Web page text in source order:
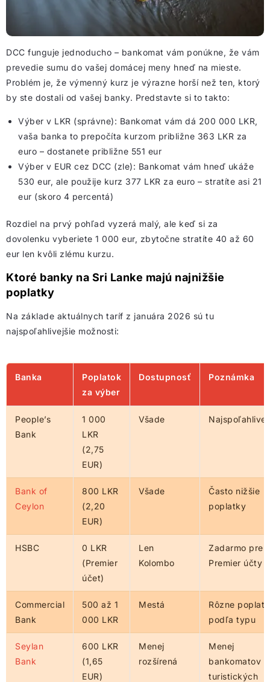
DCC funguje jednoducho – bankomat vám ponúkne, že vám
prevedie sumu do vašej domácej meny hneď na mieste.
Problém je, že výmenný kurz je výrazne horší než ten, ktorý
by ste dostali od vašej banky. Predstavte si to takto:
Výber v LKR (správne): Bankomat vám dá 200 000 LKR,
vaša banka to prepočíta kurzom približne 363 LKR za
euro – dostanete približne 551 eur
Výber v EUR cez DCC (zle): Bankomat vám hneď ukáže
530 eur, ale použije kurz 377 LKR za euro – stratíte asi 21
eur (skoro 4 percentá)
Rozdiel na prvý pohľad vyzerá malý, ale keď si za
dovolenku vyberiete 1 000 eur, zbytočne stratíte 40 až 60
eur len kvôli zlému kurzu.
Ktoré banky na Sri Lanke majú najnižšie
poplatky
Na základe aktuálnych taríf z januára 2026 sú tu
najspoľahlivejšie možnosti:
Banka
Poplatok
za výber
Dostupnosť Poznámka
People’s
Bank
1 000
LKR
(2,75
EUR)
Všade
Bank of
Ceylon
800 LKR
(2,20
EUR)
Všade
Často nižšie
poplatky
HSBC
0 LKR
(Premier
účet)
Len
Kolombo
Zadarmo pre
Premier účty
Commercial
Bank
500 až 1
000 LKR
Mestá
Rôzne
podľa typu
Seylan
Bank
600 LKR
(1,65
EUR)
Menej
rozšírená
Menej
bankomatov v
turistických